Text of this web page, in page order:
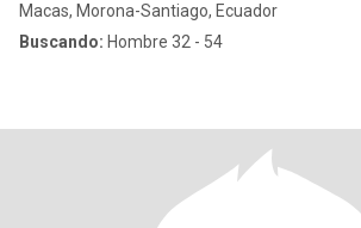
Macas, Morona-Santiago, Ecuador
Buscando: Hombre 32 - 54